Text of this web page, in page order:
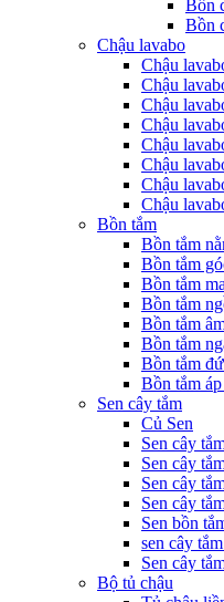
Bồn
Bồn
Chậu lavabo
Chậu
Chậu
Chậu
Chậu
Chậu
Chậu
Chậu
Chậu
Bồn tắm
Bồn tắm
Bồn tắm
Bồn tắm
Bồn tắm
Bồn tắm
Bồn tắm
Bồn tắm
Bồn tắm
Sen cây tắm
Củ Sen
Sen cây
Sen cây
Sen cây
Sen cây
Sen bồn
sen cây
Sen cây
Bộ tủ chậu